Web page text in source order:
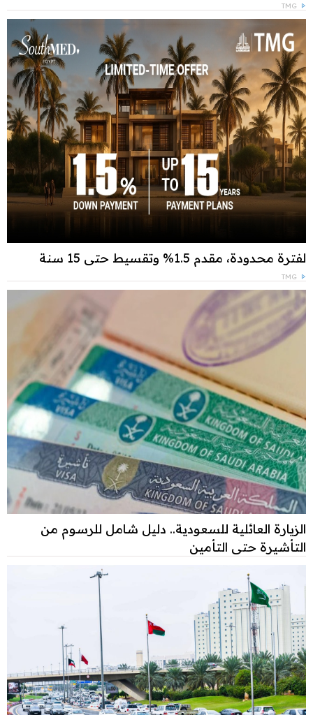
TMG
لفترة محدودة، مقدم 1.5% وتقسيط حتى 15 سنة
TMG
الزيارة العائلية للسعودية.. دليل شامل للرسوم من
التأشيرة حتى التأمين